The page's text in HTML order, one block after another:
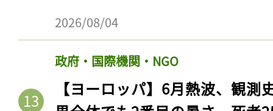
2026/08/04
政府・国際機関・NGO
【ヨーロッパ】6月熱波、観